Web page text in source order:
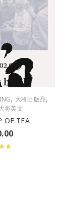
, 大将出版品,
将英文
OF TEA